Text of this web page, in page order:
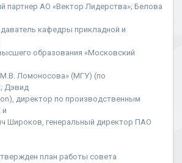
партнер АО «Вектор Лидерства»; Белова
кафедры прикладной и
образования «Московский
М.В. Ломоносова» (МГУ) (по
Дэвид
директор по производственным
и
Широков, генеральный директор ПАО
план работы совета